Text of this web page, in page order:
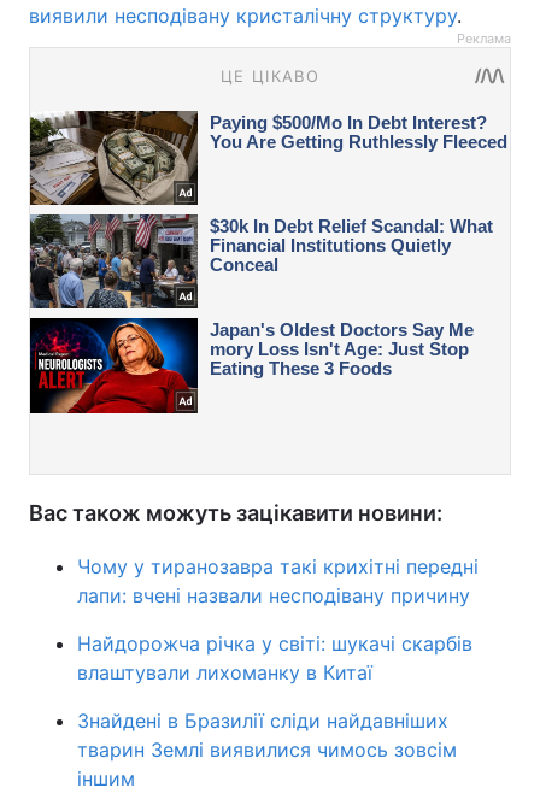
виявили несподівану кристалічну структуру.
Реклама
Вас також можуть зацікавити новини:
Чому у тиранозавра такі крихітні передні
лапи: вчені назвали несподівану причину
Найдорожча річка у світі: шукачі скарбів
влаштували лихоманку в Китаї
Знайдені в Бразилії сліди найдавніших
тварин Землі виявилися чимось зовсім
іншим